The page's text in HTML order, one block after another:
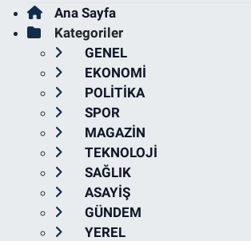
Ana Sayfa
Kategoriler
GENEL
EKONOMİ
POLİTİKA
SPOR
MAGAZİN
TEKNOLOJİ
SAĞLIK
ASAYİŞ
GÜNDEM
YEREL